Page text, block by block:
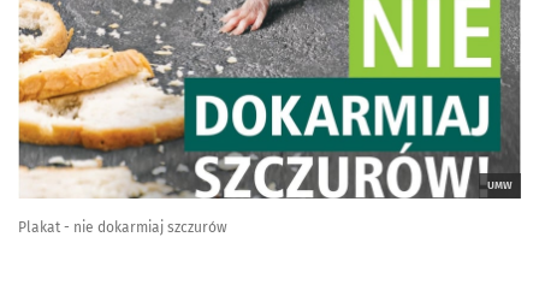
UMW
Plakat - nie dokarmiaj szczurów